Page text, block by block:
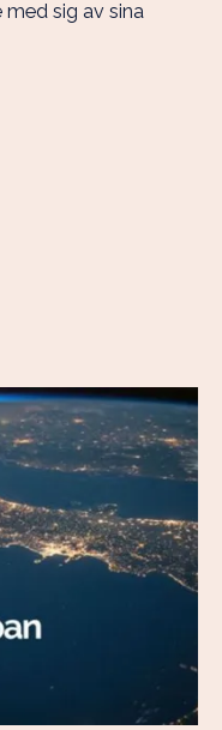
med sig av sina